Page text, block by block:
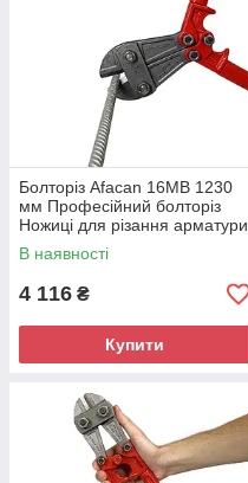
Болторіз Afacan 16МВ 1230
мм Професійний болторіз
Ножиці для різання арматури
В наявності
4 116 ₴
Купити